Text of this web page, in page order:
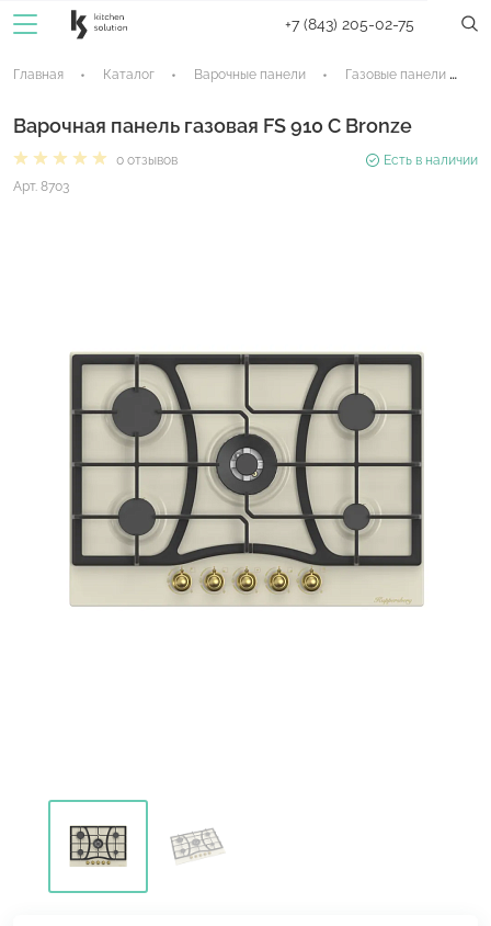
+7 (843) 205-02-75
Главная Каталог Варочные панели Газовые панели
Варочная панель газовая FS 910 C Bronze
0 отзывов
Есть в наличии
Арт. 8703